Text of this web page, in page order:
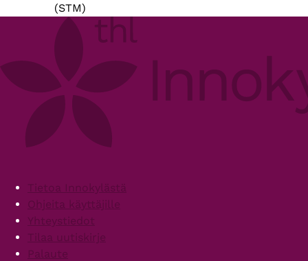
(STM)
FooterTietoa Innokylästä
Ohjeita käyttäjille
Yhteystiedot
Tilaa uutiskirje
Palaute